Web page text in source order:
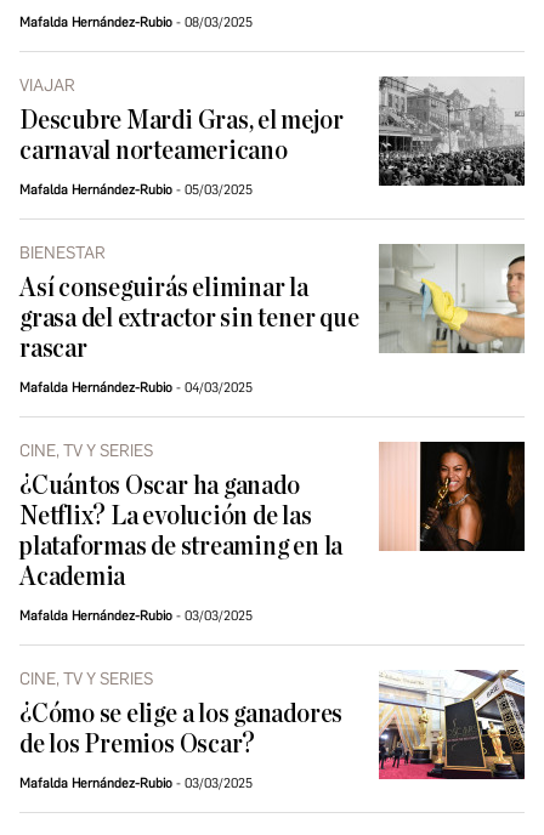
Mafalda Hernández-Rubio 08/03/2025
VIAJAR
Descubre Mardi Gras, el mejor
carnaval norteamericano
Mafalda Hernández-Rubio 05/03/2025
BIENESTAR
Así conseguirás eliminar la
grasa del extractor sin tener que
rascar
Mafalda Hernández-Rubio 04/03/2025
CINE, TV Y SERIES
¿Cuántos Oscar ha ganado
Netflix? La evolución de las
plataformas de streaming en la
Academia
Mafalda Hernández-Rubio 03/03/2025
CINE, TV Y SERIES
¿Cómo se elige a los ganadores
de los Premios Oscar?
Mafalda Hernández-Rubio 03/03/2025